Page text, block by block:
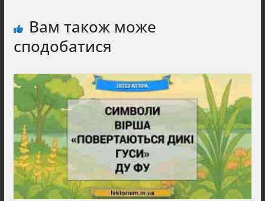
Вам також може
сподобатися